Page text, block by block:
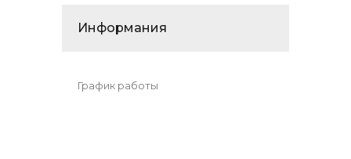
Информания
График работы